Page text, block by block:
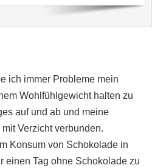
ich immer Probleme mein
Wohlfühlgewicht halten zu
auf und ab und meine
Verzicht verbunden.
Konsum von Schokolade in
einen Tag ohne Schokolade zu